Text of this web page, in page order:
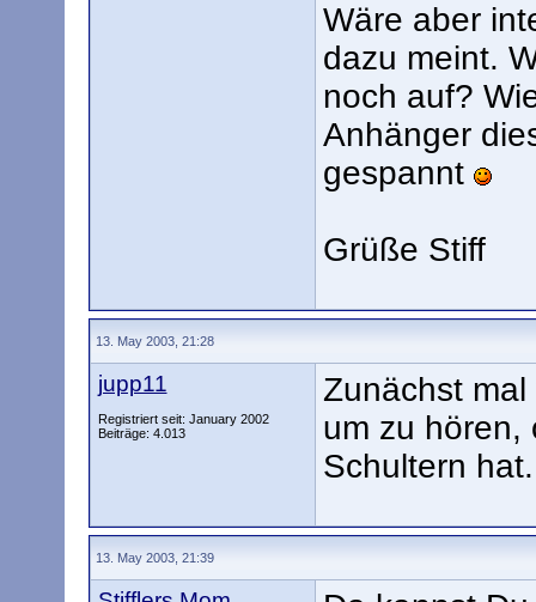
Wäre aber
dazu meint.
noch auf?
Anhänger
gespannt
Grüße Stiff
13. May 2003, 21:28
jupp11
Registriert seit: January 2002
Beiträge: 4.013
Zunächst
um zu hören,
Schultern
13. May 2003, 21:39